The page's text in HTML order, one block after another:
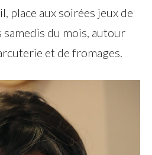
place aux soirées jeux de
du mois, autour
et de fromages.